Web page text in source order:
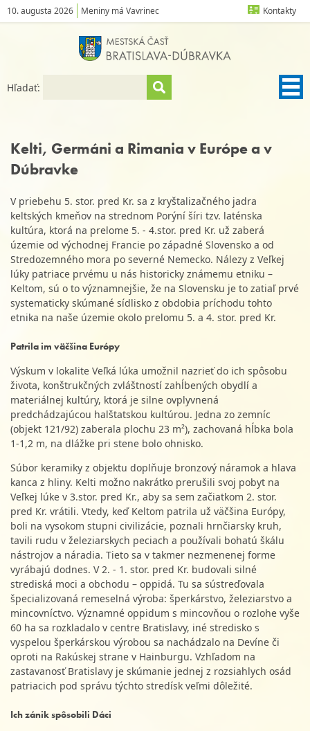
10. augusta 2026 Meniny má Vavrinec Kontakty
Hľadať:
Kelti, Germáni a Rimania v Európe a v
Dúbravke
V priebehu 5. stor. pred Kr. sa z kryštalizačného jadra
keltských kmeňov na strednom Porýní šíri tzv. laténska
kultúra, ktorá na prelome 5. - 4.stor. pred Kr. už zaberá
územie od východnej Francie po západné Slovensko a od
Stredozemného mora po severné Nemecko. Nálezy z Veľkej
lúky patriace prvému u nás historicky známemu etniku –
Keltom, sú o to významnejšie, že na Slovensku je to zatiaľ prvé
systematicky skúmané sídlisko z obdobia príchodu tohto
etnika na naše územie okolo prelomu 5. a 4. stor. pred Kr.
Patrila im väčšina Európy
Výskum v lokalite Veľká lúka umožnil nazrieť do ich spôsobu
života, konštrukčných zvláštností zahĺbených obydlí a
materiálnej kultúry, ktorá je silne ovplyvnená
predchádzajúcou halštatskou kultúrou. Jedna zo zemníc
(objekt 121/92) zaberala plochu 23 m²), zachovaná hĺbka bola
1-1,2 m, na dlážke pri stene bolo ohnisko.
Súbor keramiky z objektu doplňuje bronzový náramok a hlava
kanca z hliny. Kelti možno nakrátko prerušili svoj pobyt na
Veľkej lúke v 3.stor. pred Kr., aby sa sem začiatkom 2. stor.
pred Kr. vrátili. Vtedy, keď Keltom patrila už väčšina Európy,
boli na vysokom stupni civilizácie, poznali hrnčiarsky kruh,
tavili rudu v železiarskych peciach a používali bohatú škálu
nástrojov a náradia. Tieto sa v takmer nezmenenej forme
vyrábajú dodnes. V 2. - 1. stor. pred Kr. budovali silné
strediská moci a obchodu – oppidá. Tu sa sústreďovala
špecializovaná remeselná výroba: šperkárstvo, železiarstvo a
mincovníctvo. Významné oppidum s mincovňou o rozlohe vyše
60 ha sa rozkladalo v centre Bratislavy, iné stredisko s
vyspelou šperkárskou výrobou sa nachádzalo na Devíne či
oproti na Rakúskej strane v Hainburgu. Vzhľadom na
zastavanosť Bratislavy je skúmanie jednej z rozsiahlych osád
patriacich pod správu týchto stredísk veľmi dôležité.
Ich zánik spôsobili Dáci